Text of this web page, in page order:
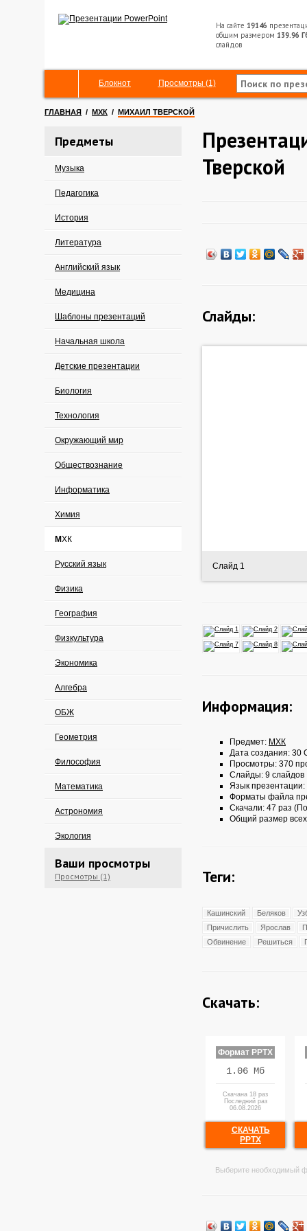
На сайте 19146
общим размером 139.96
слайдов
Блокнот Просмотры (1)
ГЛАВНАЯ / МХК / МИХАИЛ ТВЕРСКОЙ
Предметы
Музыка
Педагогика
История
Литература
Английский язык
Медицина
Шаблоны презентаций
Начальная школа
Детские презентации
Биология
Технология
Окружающий мир
Обществознание
Информатика
Химия
МХК
Русский язык
Физика
География
Физкультура
Экономика
Алгебра
ОБЖ
Геометрия
Философия
Математика
Астрономия
Экология
Ваши просмотры
Просмотры (1)
Тверской
Слайды:
Слайд 1
Информация:
Предмет: МХК
Дата создания: 30
Просмотры: 370
Слайды: 9 слайдов
Язык презентации:
Форматы файла
Скачали: 47 раз
Общий размер
Теги:
Кашинский Беляков
Причислить
Ярослав
Обвинение
Решиться
Скачать:
Формат PPTX
1.06 Мб
Скачана 18 раз
Последний раз
06.08.2026
СКАЧАТЬ
PPTX
Выберите необходимый